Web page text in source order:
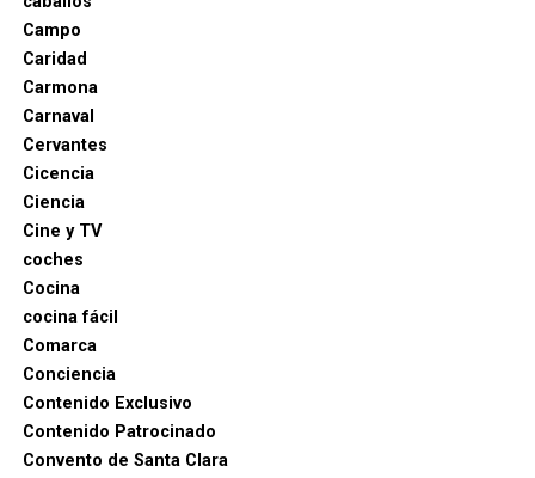
como en Madrid. En el siglo XVIII, pagaron importantes
sumas para traer obras y zarzuelas a los carnavales .
Campo
Caridad
Carmona
Carnaval
Cervantes
Cicencia
Ciencia
Cine y TV
coches
Cocina
cocina fácil
Comarca
Conciencia
Contenido Exclusivo
Contenido Patrocinado
Convento de Santa Clara